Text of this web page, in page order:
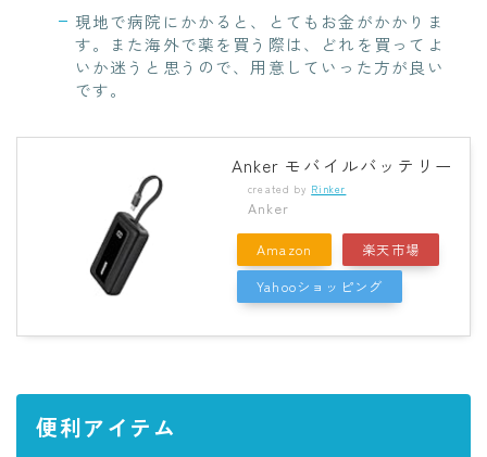
現地で病院にかかると、とてもお金がかかりま
す。また海外で薬を買う際は、どれを買ってよ
いか迷うと思うので、用意していった方が良い
です。
Anker モバイルバッテリー
created by Rinker
Anker
Amazon
楽天市場
Yahooショッピング
便利アイテム